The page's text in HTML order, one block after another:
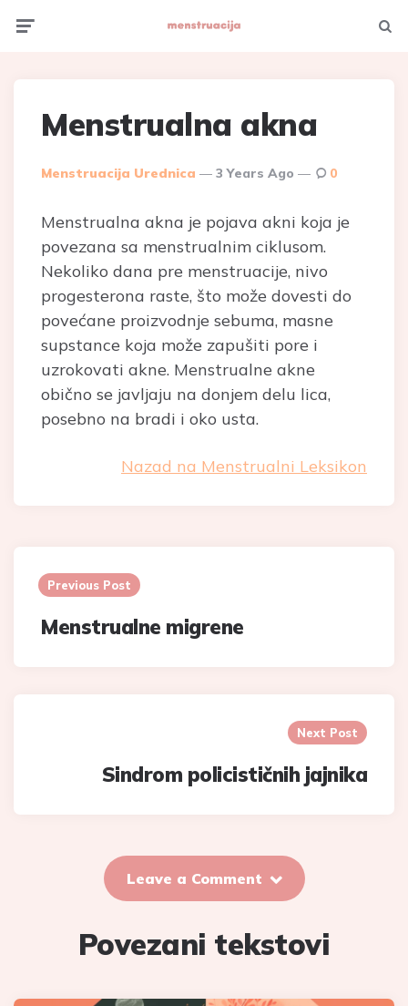
Menstrualna akna
Posted
Menstruacija Urednica 3 Years Ago 0
Menstrualna akna je pojava akni koja je
povezana sa menstrualnim ciklusom.
Nekoliko dana pre menstruacije, nivo
progesterona raste, što može dovesti do
povećane proizvodnje sebuma, masne
supstance koja može zapušiti pore i
uzrokovati akne. Menstrualne akne
obično se javljaju na donjem delu lica,
posebno na bradi i oko usta.
Nazad na Menstrualni Leksikon
navigation
Previous Post
Menstrualne migrene
Next Post
Sindrom policističnih jajnika
Leave a Comment
Povezani tekstovi